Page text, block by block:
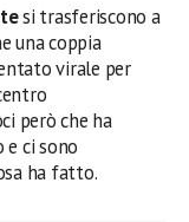
si trasferiscono a
una coppia
virale per
però che ha
e ci sono
ha fatto.